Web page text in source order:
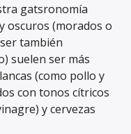
gatsronomía
oscuros (morados o
también
suelen ser más
(como pollo y
con tonos cítricos
y cervezas